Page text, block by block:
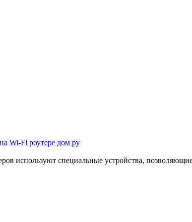
Wi-Fi роутере дом ру
используют специальные устройства,